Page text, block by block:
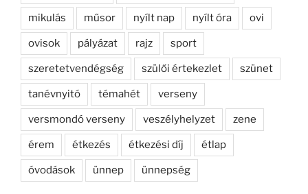
mikulás műsor nyílt nap nyílt óra ovi
ovisok pályázat rajz sport
szeretetvendégség szülői értekezlet szünet
tanévnyitó témahét verseny
versmondó verseny veszélyhelyzet zene
érem étkezés étkezési díj étlap
óvodások ünnep ünnepség